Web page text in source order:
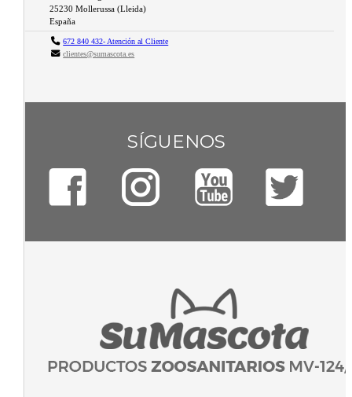
25230 Mollerussa (Lleida)
España
672 840 432- Atención al Cliente
clientes@sumascota.es
SÍGUENOS